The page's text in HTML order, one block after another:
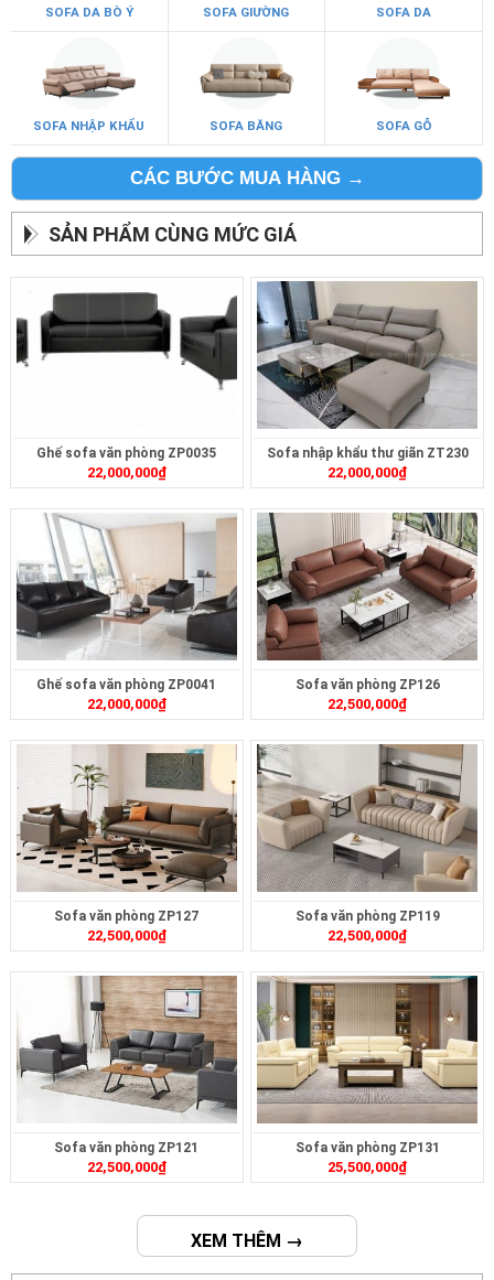
SOFA DA BÒ Ý SOFA GIƯỜNG SOFA DA
SOFA NHẬP KHẨU SOFA BĂNG SOFA GỖ
CÁC BƯỚC MUA HÀNG →
SẢN PHẨM CÙNG MỨC GIÁ
Ghế sofa văn phòng ZP0035
22,000,000₫
Sofa nhập khẩu thư giãn ZT230
22,000,000₫
Ghế sofa văn phòng ZP0041
22,000,000₫
Sofa văn phòng ZP126
22,500,000₫
Sofa văn phòng ZP127
22,500,000₫
Sofa văn phòng ZP119
22,500,000₫
Sofa văn phòng ZP121
22,500,000₫
Sofa văn phòng ZP131
25,500,000₫
XEM THÊM →